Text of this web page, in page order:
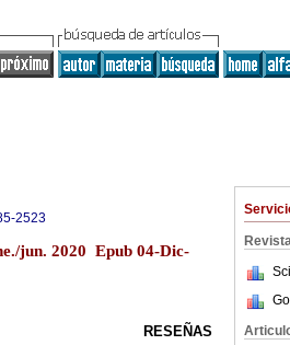
2523
jun. 2020 Epub 04-Dic-
RESEÑAS